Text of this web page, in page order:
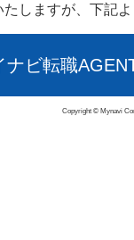
しますが、下記
ナビ転職
Copyright © Mynavi